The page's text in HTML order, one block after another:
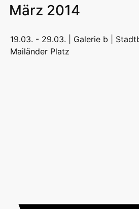
März 2014
19.03. - 29.03. | Galerie b |
Mailänder Platz